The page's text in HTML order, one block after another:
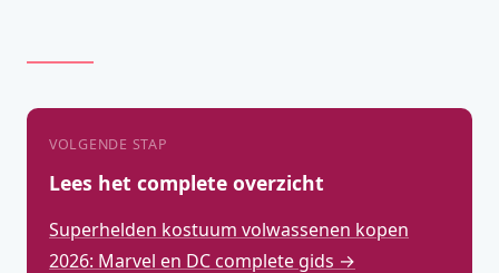
VOLGENDE STAP
Lees het complete overzicht
Superhelden kostuum volwassenen kopen
2026: Marvel en DC complete gids →